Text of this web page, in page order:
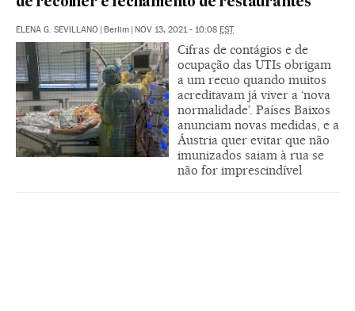
de recolher e fechamento de restaurantes
ELENA G. SEVILLANO | Berlim | NOV 13, 2021 - 10:08 EST
Cifras de contágios e de
ocupação das UTIs obrigam
a um recuo quando muitos
acreditavam já viver a ‘nova
normalidade’. Países Baixos
anunciam novas medidas, e a
Áustria quer evitar que não
imunizados saiam à rua se
não for imprescindível